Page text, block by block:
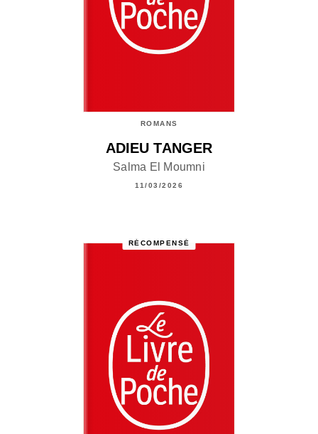
ROMANS
ADIEU TANGER
Salma El Moumni
11/03/2026
RÉCOMPENSÉ